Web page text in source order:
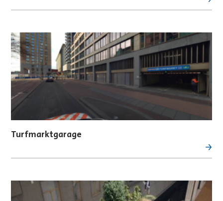
Turfmarktgarage